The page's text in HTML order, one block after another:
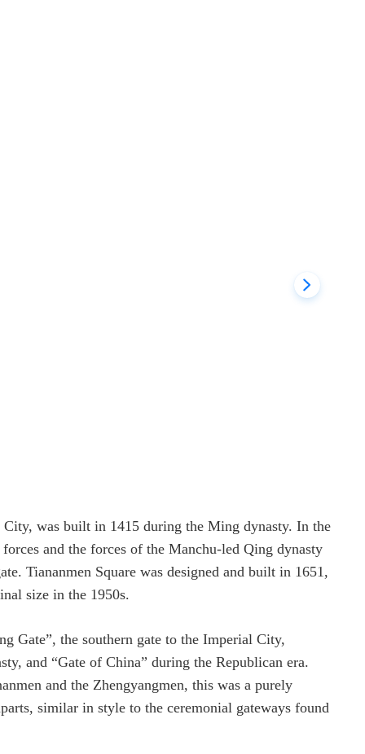
was built in 1415 during the Ming dynasty. In the
and the forces of the Manchu-led Qing dynasty
Tiananmen Square was designed and built in 1651,
size in the 1950s.
Gate”, the southern gate to the Imperial City,
and “Gate of China” during the Republican era.
and the Zhengyangmen, this was a purely
similar in style to the ceremonial gateways found